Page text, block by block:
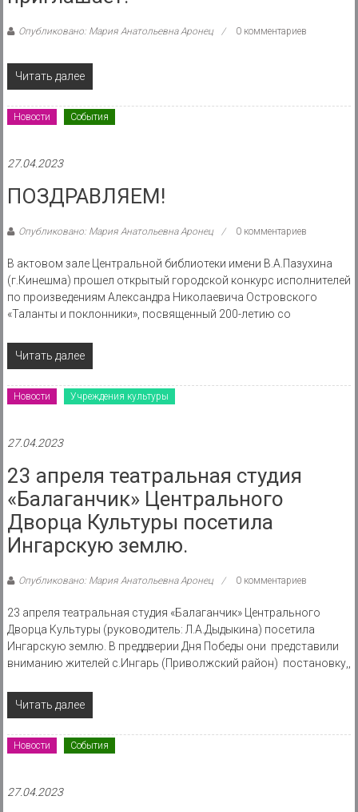
Опубликовано: Мария Анатольевна Аронец 0 комментариев
Читать далее
Новости События
27.04.2023
ПОЗДРАВЛЯЕМ!
Опубликовано: Мария Анатольевна Аронец 0 комментариев
В актовом зале Центральной библиотеки имени В.А.Пазухина
(г.Кинешма) прошел открытый городской конкурс исполнителей
по произведениям Александра Николаевича Островского
«Таланты и поклонники», посвященный 200-летию со
Читать далее
Новости Учреждения культуры
27.04.2023
23 апреля театральная студия
«Балаганчик» Центрального
Дворца Культуры посетила
Ингарскую землю.
Опубликовано: Мария Анатольевна Аронец 0 комментариев
23 апреля театральная студия «Балаганчик» Центрального
Дворца Культуры (руководитель: Л.А.Дыдыкина) посетила
Ингарскую землю. В преддверии Дня Победы они представили
вниманию жителей с.Ингарь (Приволжский район) постановку,,
Читать далее
Новости События
27.04.2023